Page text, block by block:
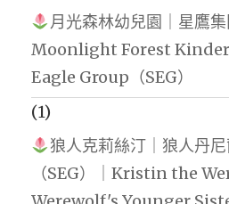
月光森林幼兒園｜星鷹集
Moonlight Forest
Eagle Group（SEG）
(1)
狼人克莉絲汀｜狼人丹
（SEG）｜Kristin the